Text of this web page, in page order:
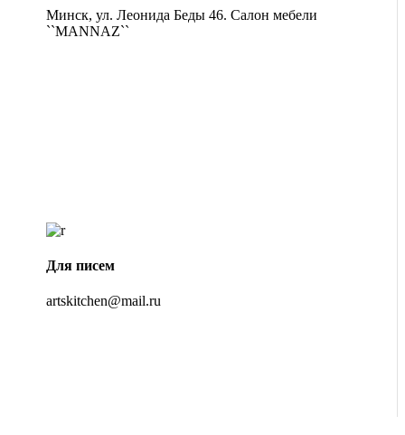
Минск, ул. Леонида Беды 46. Салон мебели
``MANNAZ``
Для писем
artskitchen@mail.ru